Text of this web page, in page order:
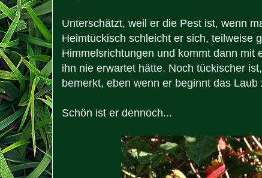
Unterschätzt, weil er die Pest ist, wenn
Heimtückisch schleicht er sich, teilweise
Himmelsrichtungen und kommt dann mit
ihn nie erwartet hätte. Noch tückischer
bemerkt, eben wenn er beginnt das Laub
Schön ist er dennoch...